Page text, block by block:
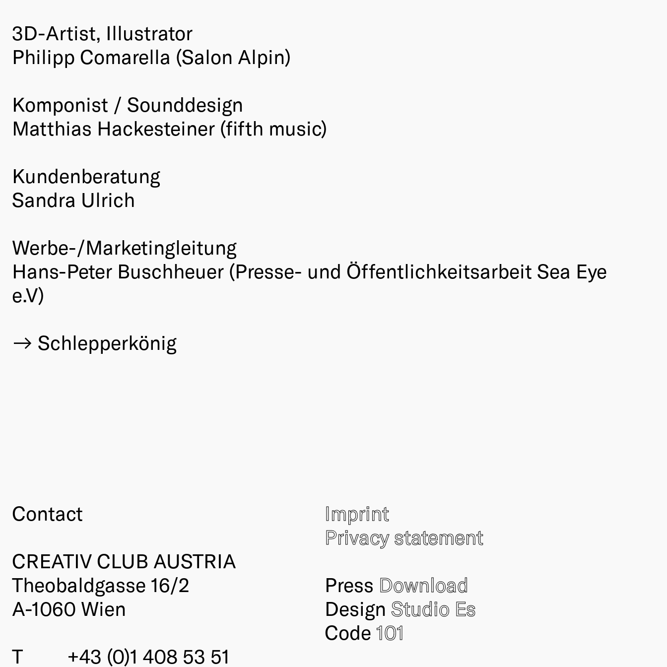
3D-Artist, Illustrator
Philipp Comarella (Salon Alpin)
Komponist / Sounddesign
Matthias Hackesteiner (fifth music)
Kundenberatung
Sandra Ulrich
Werbe-/Marketingleitung
Hans-Peter Buschheuer (Presse- und Öffentlichkeitsarbeit Sea Eye
e.V)
Schlepperkönig
Contact
CREATIV CLUB AUSTRIA
Theobaldgasse 16/2
A-1060 Wien
T
+43 (0)1 408 53 51
Imprint
Privacy statement
Press Download
Design Studio Es
Code 101